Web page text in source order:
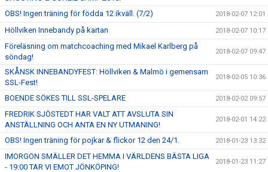
OBS! Ingen träning för födda 12 ikväll. (7/2) 2018-02-07 12:01
Höllviken Innebandy på kartan 2018-02-07 10:17
Föreläsning om matchcoaching med Mikael Karlberg på
söndag!
2018-02-07 09:47
SKÅNSK INNEBANDYFEST: Höllviken & Malmö i gemensam
SSL-Fest!
2018-02-05 10:36
BOENDE SÖKES TILL SSL-SPELARE 2018-02-02 09:57
FREDRIK SJÖSTEDT HAR VALT ATT AVSLUTA SIN
ANSTÄLLNING OCH ANTA EN NY UTMANING!
2018-02-01 14:22
OBS! Ingen träning för pojkar & flickor 12 den 24/1. 2018-01-23 13:32
IMORGON SMÄLLER DET HEMMA I VÄRLDENS BÄSTA LIGA
- 19:00 TAR VI EMOT JÖNKÖPING!
2018-01-23 11:27